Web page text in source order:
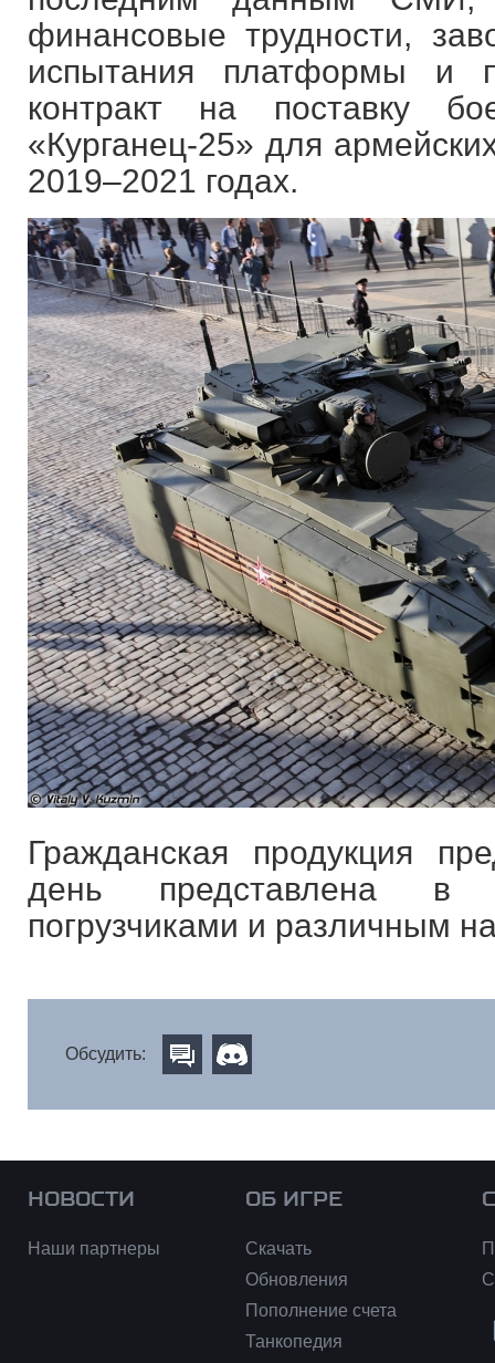
финансовые трудности,
испытания платформы и
контракт на поставку
«Курганец-25» для
2019–2021 годах.
Гражданская продукция
день представлена в
погрузчиками и различным
Обсудить:
НОВОСТИ
Наши партнеры
ОБ ИГРЕ
Скачать
Обновления
Пополнение счета
Танкопедия